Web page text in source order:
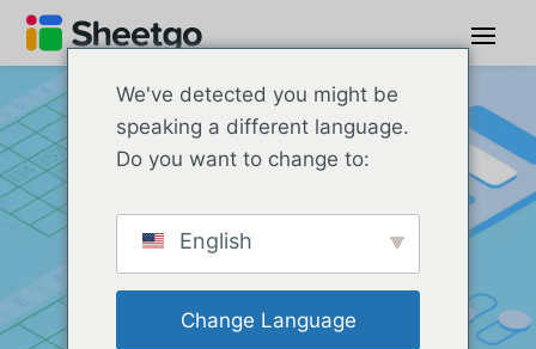
We've detected you might be
speaking a different language.
Do you want to change to:
English
Change Language